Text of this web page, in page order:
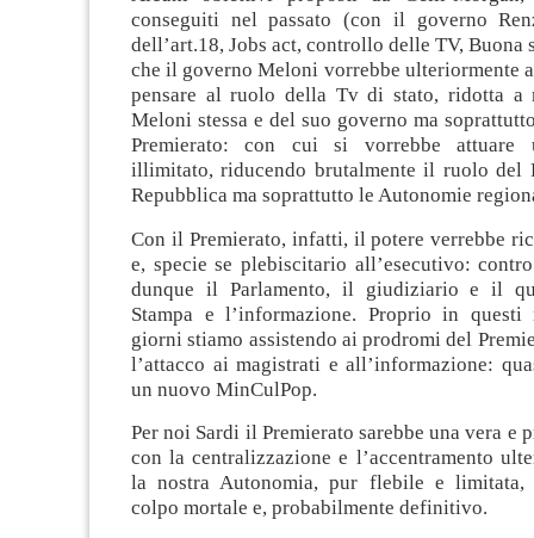
conseguiti nel passato (con il governo
dell’art.18, Jobs act, controllo delle TV, Buona
che il governo Meloni vorrebbe ulteriormente
pensare al ruolo della Tv di stato, ridotta a
Meloni stessa e del suo governo ma
Premierato: con cui si vorrebbe attuare
illimitato, riducendo brutalmente il ruolo del
Repubblica ma soprattutto le Autonomie
Con il Premierato, infatti, il potere verrebbe
e, specie se plebiscitario all’esecutivo:
dunque il Parlamento, il giudiziario e il
Stampa e l’informazione. Proprio in
giorni stiamo assistendo ai prodromi del
l’attacco ai magistrati e all’informazione:
un nuovo MinCulPop.
Per noi Sardi il Premierato sarebbe una vera e
con la centralizzazione e l’accentramento
la nostra Autonomia, pur flebile e limitata,
colpo mortale e, probabilmente definitivo.